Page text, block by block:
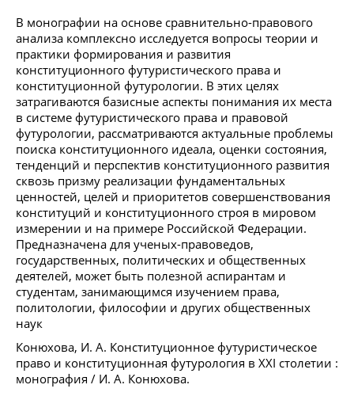
В монографии на основе сравнительно-правового
анализа комплексно исследуется вопросы теории и
практики формирования и развития
конституционного футуристического права и
конституционной футурологии. В этих целях
затрагиваются базисные аспекты понимания их места
в системе футуристического права и правовой
футурологии, рассматриваются актуальные проблемы
поиска конституционного идеала, оценки состояния,
тенденций и перспектив конституционного развития
сквозь призму реализации фундаментальных
ценностей, целей и приоритетов совершенствования
конституций и конституционного строя в мировом
измерении и на примере Российской Федерации.
Предназначена для ученых-правоведов,
государственных, политических и общественных
деятелей, может быть полезной аспирантам и
студентам, занимающимся изучением права,
политологии, философии и других общественных
наук
Конюхова, И. А. Конституционное футуристическое
право и конституционная футурология в XXI столетии :
монография / И. А. Конюхова.